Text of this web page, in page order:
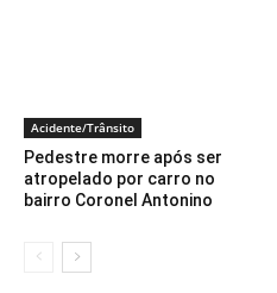
Acidente/Trânsito
Pedestre morre após ser
atropelado por carro no
bairro Coronel Antonino